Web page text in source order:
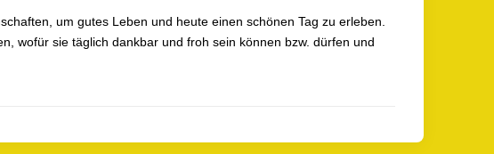
um gutes Leben und heute einen schönen Tag zu erleben.
wofür sie täglich dankbar und froh sein können bzw. dürfen und